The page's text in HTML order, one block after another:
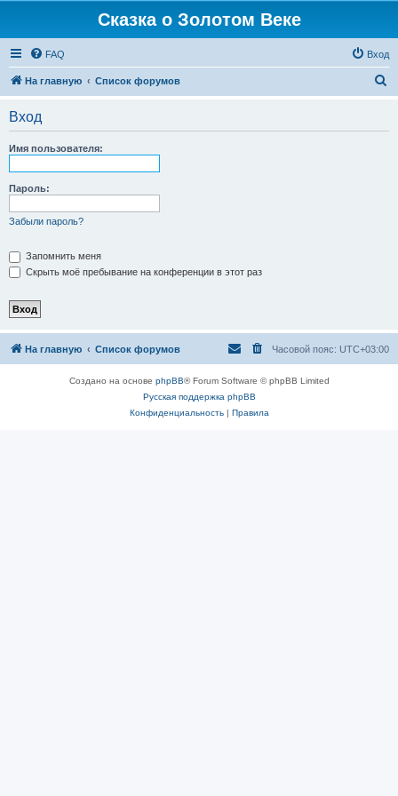
Сказка о Золотом Веке
FAQ Вход
На главную Список форумов
Вход
Имя пользователя:
Пароль:
Забыли пароль?
Запомнить меня
Скрыть моё пребывание на конференции в этот раз
На главную Список форумов Часовой пояс: UTC+03:00
Создано на основе phpBB® Forum Software © phpBB Limited
Русская поддержка phpBB
Конфиденциальность| Правила